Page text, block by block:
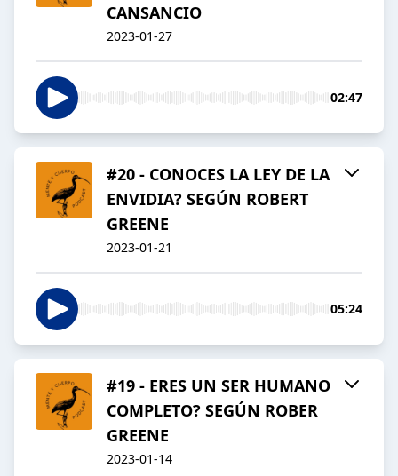
CANSANCIO
2023-01-27
02:47
#20 - CONOCES LA LEY DE LA
ENVIDIA? SEGÚN ROBERT
GREENE
2023-01-21
05:24
#19 - ERES UN SER HUMANO
COMPLETO? SEGÚN ROBER
GREENE
2023-01-14